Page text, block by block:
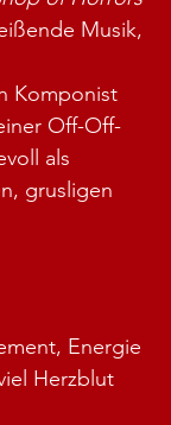
Musik,
Komponist
Off-Off-
als
grusligen
Energie
Herzblut